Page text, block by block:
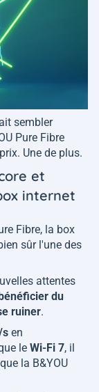
sembler
Pure Fibre
Une de plus.
et
internet
Fibre, la box
sûr l'une des
attentes
du
ruiner.
s en
le Wi-Fi 7, il
la B&YOU